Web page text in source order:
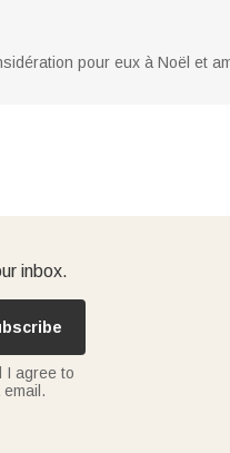
pour eux à Noël et
inbox.
I agree to